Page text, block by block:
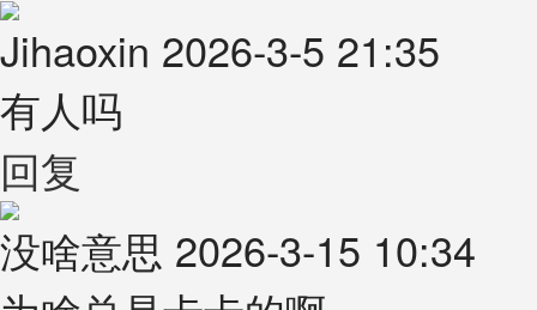
Jihaoxin 2026-3-5 21:35
有人吗
回复
没啥意思 2026-3-15 10:34